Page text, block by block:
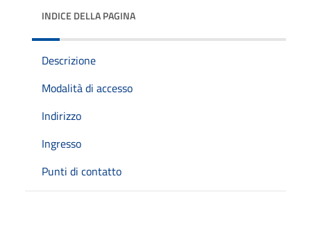
INDICE DELLA PAGINA
Descrizione
Modalità di accesso
Indirizzo
Ingresso
Punti di contatto